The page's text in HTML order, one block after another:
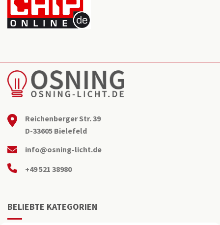
Reichenberger Str. 39
D-33605 Bielefeld
info@osning-licht.de
+49 521 38980
BELIEBTE KATEGORIEN